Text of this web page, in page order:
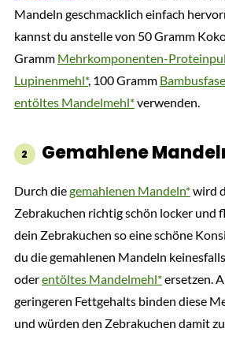
Mandeln geschmacklich einfach
kannst du anstelle von 50 Gramm
Gramm Mehrkomponenten-
Lupinenmehl*, 100 Gramm
entöltes Mandelmehl*verwenden.
Gemahlene
Durch diegemahlenen Mandeln*wird
Zebrakuchen richtig schön locker und
dein Zebrakuchen so eine schöne
du die gemahlenen Mandeln
oderentöltes Mandelmehl*ersetzen.
geringeren Fettgehalts binden diese
und würden den Zebrakuchen damit